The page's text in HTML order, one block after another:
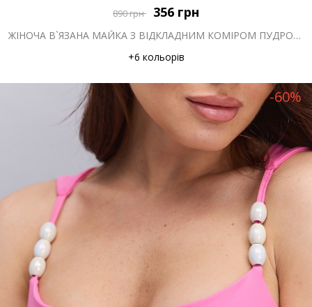
890грн 356 грн
ЖІНОЧА В`ЯЗАНА МАЙКА З ВІДКЛАДНИМ КОМІРОМ ПУДРОВА
+6 кольорів
-60%